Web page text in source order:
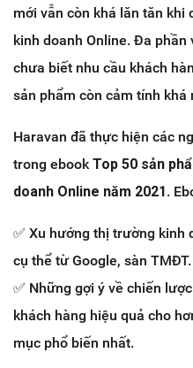
mới vẫn còn khá lăn tăn khi
kinh doanh Online. Đa
chưa biết nhu cầu khách
sản phẩm còn cảm tính khá
Haravan đã thực hiện các
trong ebook Top 50 sản
doanh Online năm 2021.
✅ Xu hướng thị trường kinh
cụ thể từ Google, sàn TMĐT.
✅ Những gợi ý về chiến
khách hàng hiệu quả cho
mục phổ biến nhất.